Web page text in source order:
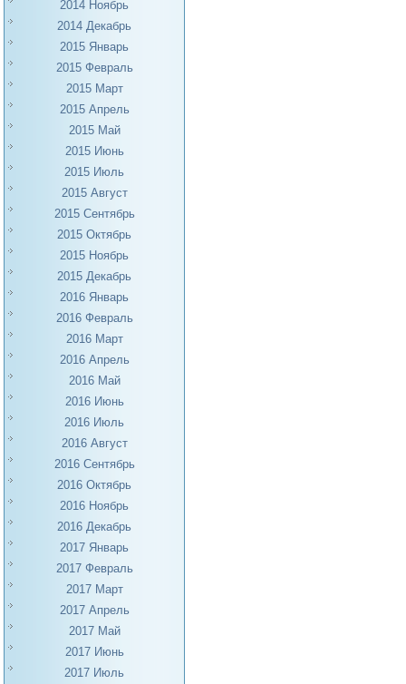
2014 Ноябрь
2014 Декабрь
2015 Январь
2015 Февраль
2015 Март
2015 Апрель
2015 Май
2015 Июнь
2015 Июль
2015 Август
2015 Сентябрь
2015 Октябрь
2015 Ноябрь
2015 Декабрь
2016 Январь
2016 Февраль
2016 Март
2016 Апрель
2016 Май
2016 Июнь
2016 Июль
2016 Август
2016 Сентябрь
2016 Октябрь
2016 Ноябрь
2016 Декабрь
2017 Январь
2017 Февраль
2017 Март
2017 Апрель
2017 Май
2017 Июнь
2017 Июль